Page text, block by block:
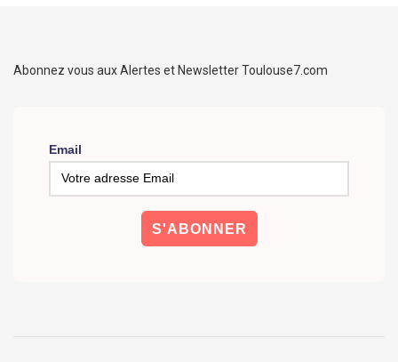
Abonnez vous aux Alertes et Newsletter Toulouse7.com
Email